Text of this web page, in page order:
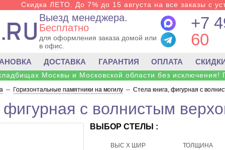
Скидка ЛЕТО. До 7% до 15 августа на все заказы с
Выезд менеджера.
Бесплатно
для оформления заказа домой или
в офис.
+7
60
ДОСТАВКА ГАРАНТИЯ ОПЛАТА
Москвы и Московской области без исключения!
-- Горизонтальные памятники на могилу -- Стела книга, фигурная с
фигурная с волнистым
ВЫБОР СТЕЛЫ :
ВЫС Х ШИР ТОЛЩИНА